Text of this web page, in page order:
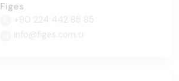
Figes
+90 224 442 85 85
info@figes.com.tr